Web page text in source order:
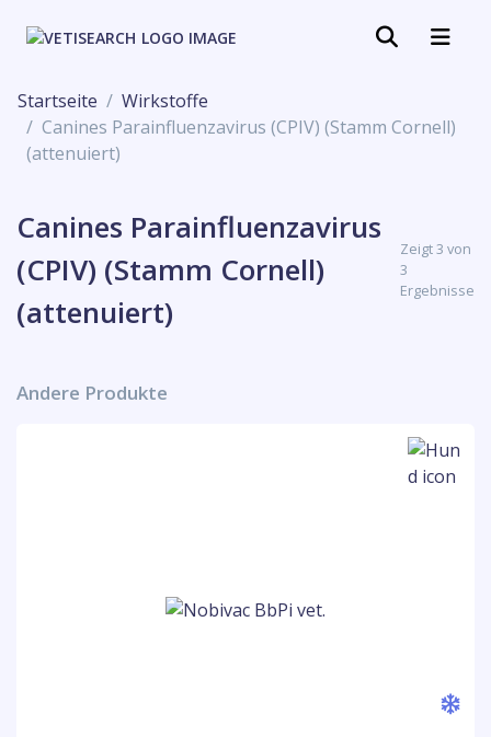
Startseite
Wirkstoffe
Canines Parainfluenzavirus (CPIV) (Stamm Cornell)
(attenuiert)
Canines Parainfluenzavirus
(CPIV) (Stamm Cornell)
(attenuiert)
Zeigt 3 von
3
Ergebnisse
Andere Produkte